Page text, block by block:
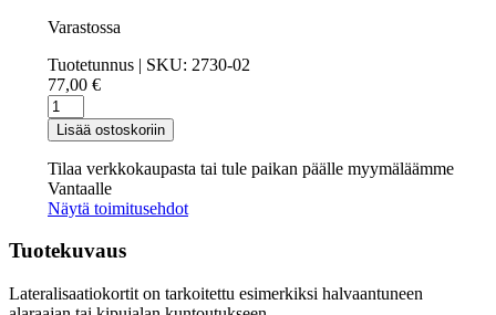
Varastossa
Tuotetunnus | SKU: 2730-02
77,00 €
Lateralisaatiokortit,
jalka
määrä
Lisää ostoskoriin
Tilaa verkkokaupasta tai tule paikan päälle myymäläämme
Vantaalle
Näytä toimitusehdot
Tuotekuvaus
Lateralisaatiokortit on tarkoitettu esimerkiksi halvaantuneen